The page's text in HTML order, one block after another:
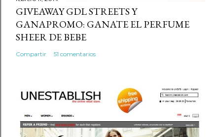
GIVEAWAY GDL STREETS Y
GANAPROMO: GANATE EL PERFUME
SHEER DE BEBE
Compartir 51 comentarios